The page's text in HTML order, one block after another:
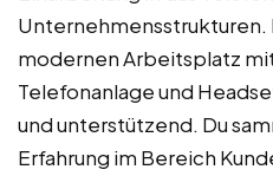
Unternehmensstrukturen.
modernen Arbeitsplatz
Telefonanlage und
und unterstützend. Du
Erfahrung im Bereich